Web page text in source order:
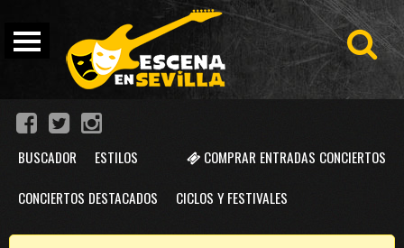
COMPRAR ENTRADAS CONCIERTOS
BUSCADOR ESTILOS
CONCIERTOS DESTACADOS CICLOS Y FESTIVALES